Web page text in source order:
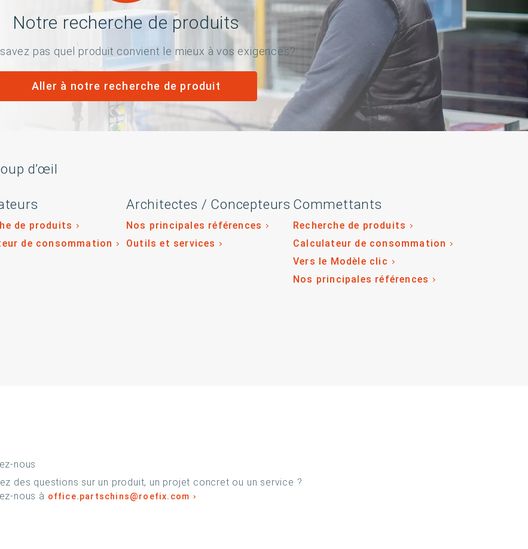
Notre recherche de produits
pas quel produit convient le mieux à vos exigences?
Aller à notre recherche de produit
d’œil
de produits
de consommation
Architectes / Concepteurs
Nos principales références
Outils et services
Commettants
Recherche de produits
Calculateur de consommation
Vers le Modèle clic
Nos principales références
nous
des questions sur un produit, un projet concret ou un service ?
nous à office.partschins@roefix.com